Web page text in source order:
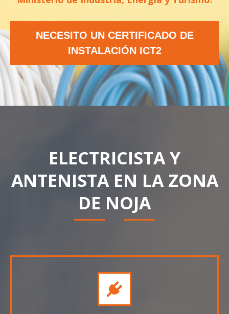
NECESITO UN CERTIFICADO DE
INSTALACIÓN ICT2
ELECTRICISTA Y
ANTENISTA EN LA ZONA
DE NOJA